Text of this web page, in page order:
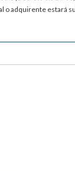
o adquirente estará